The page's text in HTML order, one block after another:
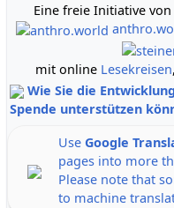
Eine freie Initiative
mit online Lesekreisen,
Wie Sie die
Spende unterstützen
Use Google
pages into more
Please note that
to machine